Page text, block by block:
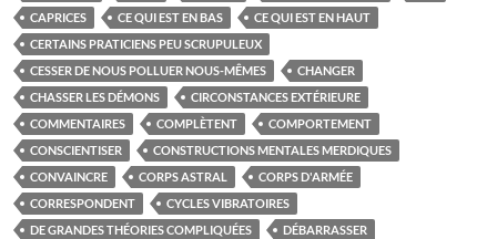
CAPRICES
CE QUI EST EN BAS
CE QUI EST EN HAUT
CERTAINS PRATICIENS PEU SCRUPULEUX
CESSER DE NOUS POLLUER NOUS-MÊMES
CHANGER
CHASSER LES DÉMONS
CIRCONSTANCES EXTÉRIEURE
COMMENTAIRES
COMPLÈTENT
COMPORTEMENT
CONSCIENTISER
CONSTRUCTIONS MENTALES MERDIQUES
CONVAINCRE
CORPS ASTRAL
CORPS D'ARMÉE
CORRESPONDENT
CYCLES VIBRATOIRES
DE GRANDES THÉORIES COMPLIQUÉES
DÉBARRASSER